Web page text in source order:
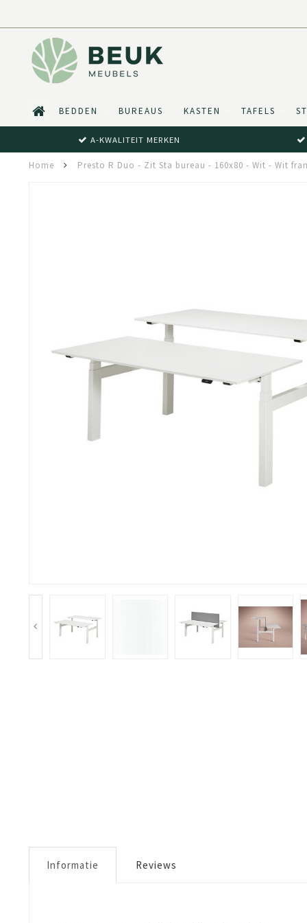
BEDDEN BUREAUS KASTEN TAFELS
A-KWALITEIT MERKEN
Home Presto R Duo - Zit Sta bureau - 160x80 - Wit - Wit
Informatie Reviews